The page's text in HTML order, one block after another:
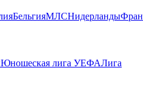
БельгияМЛСНидерланды
Юношеская лига УЕФАЛига